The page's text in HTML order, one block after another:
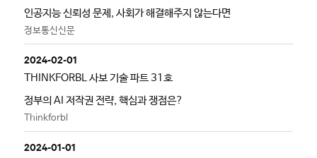
인공지능 신뢰성 문제, 사회가 해결해주지 않는다면
정보통신신문
2024-02-01
THINKFORBL 사보 기술 파트 31호
정부의 AI 저작권 전략, 핵심과 쟁점은?
Thinkforbl
2024-01-01